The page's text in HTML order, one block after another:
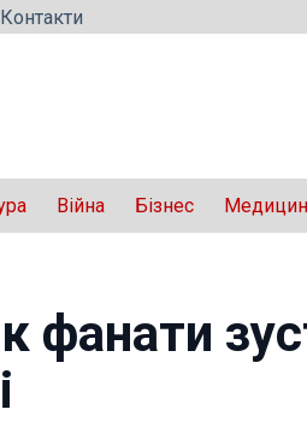
Контакти
Війна Бізнес
фанати